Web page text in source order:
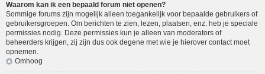
Waarom kan ik een bepaald forum niet openen?
Sommige forums zijn mogelijk alleen toegankelijk voor bepaalde gebruikers of
gebruikersgroepen. Om berichten te zien, lezen, plaatsen, enz. heb je speciale
permissies nodig. Deze permissies kun je alleen van moderators of
beheerders krijgen, zij zijn dus ook degene met wie je hierover contact moet
opnemen.
Omhoog